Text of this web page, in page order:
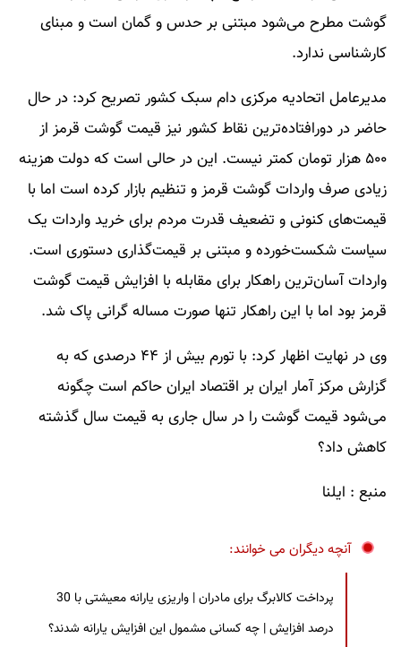
گوشت مطرح می‌شود مبتنی بر حدس و گمان است و مبنای
کارشناسی ندارد.
مدیرعامل اتحادیه مرکزی دام سبک کشور تصریح کرد: در حال
حاضر در دور‌افتاده‌ترین نقاط کشور نیز قیمت گوشت قرمز از
۵۰۰ هزار تومان کمتر نیست. این در حالی است که دولت هزینه
زیادی صرف واردات گوشت قرمز و تنظیم بازار کرده است اما با
قیمت‌های کنونی و تضعیف قدرت مردم برای خرید واردات یک
سیاست شکست‌خورده و مبتنی بر قیمت‌گذاری دستوری است.
واردات آسان‌ترین راهکار برای مقابله با افزایش قیمت گوشت
قرمز بود اما با این راهکار تنها صورت مساله گرانی پاک شد.
وی در نهایت اظهار کرد: با تورم بیش از ۴۴ درصدی که به
گزارش مرکز آمار ایران بر اقتصاد ایران حاکم است چگونه
می‌شود قیمت گوشت را در سال جاری به قیمت سال گذشته
کاهش داد؟
منبع : ایلنا
آنچه دیگران می خوانند:
پرداخت کالابرگ برای مادران | واریزی یارانه معیشتی با 30
درصد افزایش | چه کسانی مشمول این افزایش یارانه شدند؟